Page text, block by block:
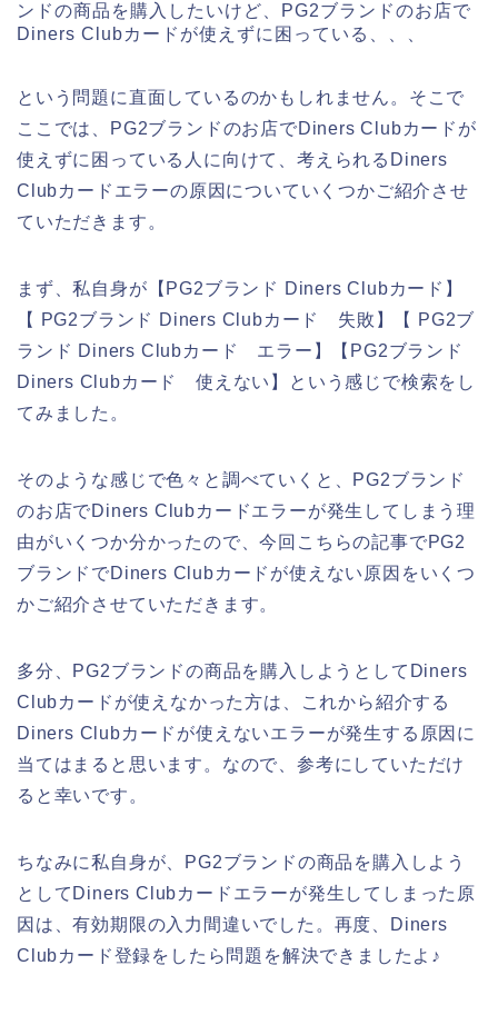
ンドの商品を購入したいけど、PG2ブランドのお店で
Diners Clubカードが使えずに困っている、、、
という問題に直面しているのかもしれません。そこで
ここでは、PG2ブランドのお店でDiners Clubカードが
使えずに困っている人に向けて、考えられるDiners
Clubカードエラーの原因についていくつかご紹介させ
ていただきます。
まず、私自身が【PG2ブランド Diners Clubカード】
【 PG2ブランド Diners Clubカード 失敗】【 PG2ブ
ランド Diners Clubカード エラー】【PG2ブランド
Diners Clubカード 使えない】という感じで検索をし
てみました。
そのような感じで色々と調べていくと、PG2ブランド
のお店でDiners Clubカードエラーが発生してしまう理
由がいくつか分かったので、今回こちらの記事でPG2
ブランドでDiners Clubカードが使えない原因をいくつ
かご紹介させていただきます。
多分、PG2ブランドの商品を購入しようとしてDiners
Clubカードが使えなかった方は、これから紹介する
Diners Clubカードが使えないエラーが発生する原因に
当てはまると思います。なので、参考にしていただけ
ると幸いです。
ちなみに私自身が、PG2ブランドの商品を購入しよう
としてDiners Clubカードエラーが発生してしまった原
因は、有効期限の入力間違いでした。再度、Diners
Clubカード登録をしたら問題を解決できましたよ♪